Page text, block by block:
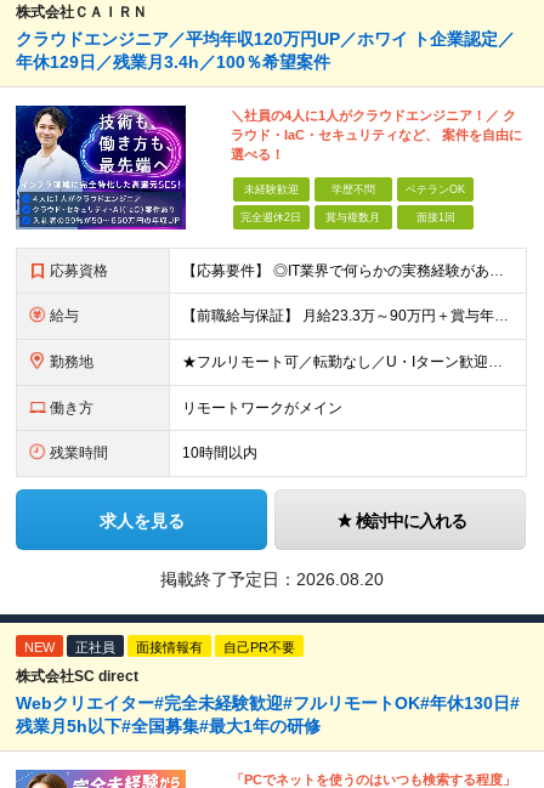
株式会社ＣＡＩＲＮ
クラウドエンジニア／平均年収120万円UP／ホワイ ト企業認定／
年休129日／残業月3.4h／100％希望案件
＼社員の4人に1人がクラウドエンジニア！／ ク
ラウド・IaC・セキュリティなど、 案件を自由に
選べる！
未経験歓迎 学歴不問 ベテランOK
完全週休2日 賞与複数月 面接1回
応募資格 【応募要件】 ◎IT業界で何らかの実務経験がある方 └2～3ヶ月の実務経験のある方は歓迎します！ 例）PCキッティングやモバイル通信基地局の業務経験者など インフラエンジニアとして経験のある方は、
給与 【前職給与保証】 月給23.3万～90万円＋賞与年2回＋インセンティブ ★年収1000万円以上の実績あり！ ※上記月給には月20～30時間分（2万9,300円～21万7,900円）の固定残業代を含み
勤務地 ★フルリモート可／転勤なし／U・Iターン歓迎★ ◎勤務地は相談の上、ご自宅近くに調整します！ 【勤務地】 本社、または東京／埼玉／千葉／神奈川／愛知／仙台のクライアント先 ◎完全在宅（フルリモート）
働き方 リモートワークがメイン
残業時間 10時間以内
求人を見る 検討中に入れる
掲載終了予定日： 2026.08.20
NEW 正社員 面接情報有 自己PR不要
株式会社SC direct
Webクリエイター#完全未経験歓迎#フルリモートOK#年休130日#
残業月5h以下#全国募集#最大1年の研修
「PCでネットを使うのはいつも検索する程度」